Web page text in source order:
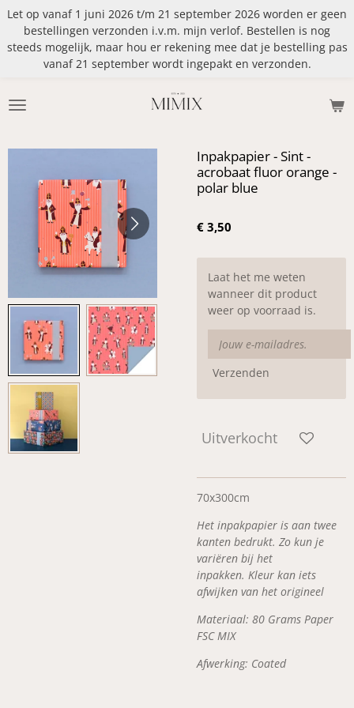
Ga
direct
naar
Let op vanaf 1 juni 2026 t/m 21 september 2026 worden er geen
bestellingen verzonden i.v.m. mijn verlof. Bestellen is nog
steeds mogelijk, maar hou er rekening mee dat je bestelling pas
vanaf 21 september wordt ingepakt en verzonden.
Inpakpapier - Sint -
acrobaat fluor orange -
polar blue
€ 3,50
Laat het me weten
wanneer dit product
weer op voorraad is.
Verzenden
Uitverkocht
70x300cm
Het inpakpapier is aan twee
kanten bedrukt. Zo kun je
variëren bij het
inpakken. Kleur kan iets
afwijken van het origineel
Materiaal: 80 Grams Paper
FSC MIX
Afwerking: Coated